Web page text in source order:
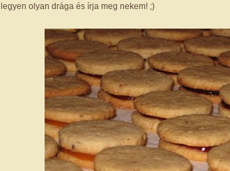
legyen olyan drága és írja meg nekem! ;)